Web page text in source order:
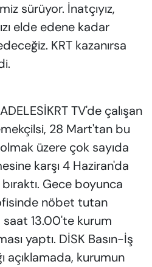
sürüyor. İnatçıyız,
elde edene kadar
KRT kazanırsa
TV'de çalışan
28 Mart'tan bu
üzere çok sayıda
karşı 4 Haziran'da
Gece boyunca
nöbet tutan
saat 13.00'te kurum
yaptı. DİSK Basın-İş
açıklamada, kurumun